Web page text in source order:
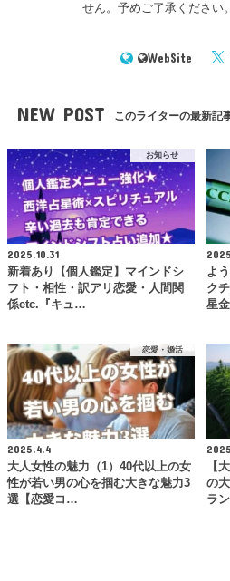
せん。予めご了承ください。
WebSite
NEW POST このライターの最新記
お知らせ
2025.10.31
新着あり【個人鑑定】マインドシ
フト・相性・訳アリ恋愛・人間関
係etc.『キュ…
よ
ク
星
恋愛・婚活
2025.4.4
大人女性の魅力（1）40代以上の女
性が若い男の心を掴む大きな魅力3
選【恋愛コ…
【
の
ラ